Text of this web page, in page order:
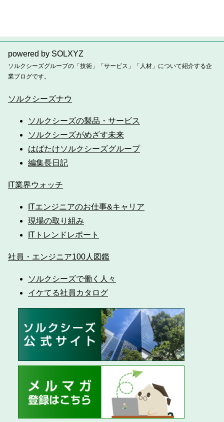
powered by SOLXYZ
ソルクシーズグループの「技術」「サービス」「人材」について紹介する企
業ブログです。
ソルクシーズナウ
ソルクシーズの製品・サービス
ソルクシーズがめざす未来
はばたけソルクシーズグループ
編集長日記
IT業界ウォッチ
ITエンジニアのお仕事&キャリア
現場の取り組み
ITトレンドレポート
社員・エンジニア100人図鑑
ソルクシーズで働く人々
イケてる社員カタログ